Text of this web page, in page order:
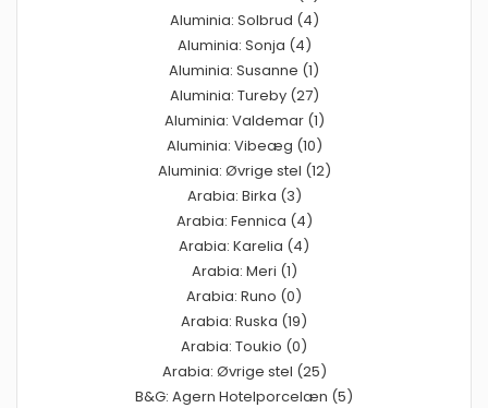
Aluminia: Solbrud (4)
Aluminia: Sonja (4)
Aluminia: Susanne (1)
Aluminia: Tureby (27)
Aluminia: Valdemar (1)
Aluminia: Vibeæg (10)
Aluminia: Øvrige stel (12)
Arabia: Birka (3)
Arabia: Fennica (4)
Arabia: Karelia (4)
Arabia: Meri (1)
Arabia: Runo (0)
Arabia: Ruska (19)
Arabia: Toukio (0)
Arabia: Øvrige stel (25)
B&G: Agern Hotelporcelæn (5)